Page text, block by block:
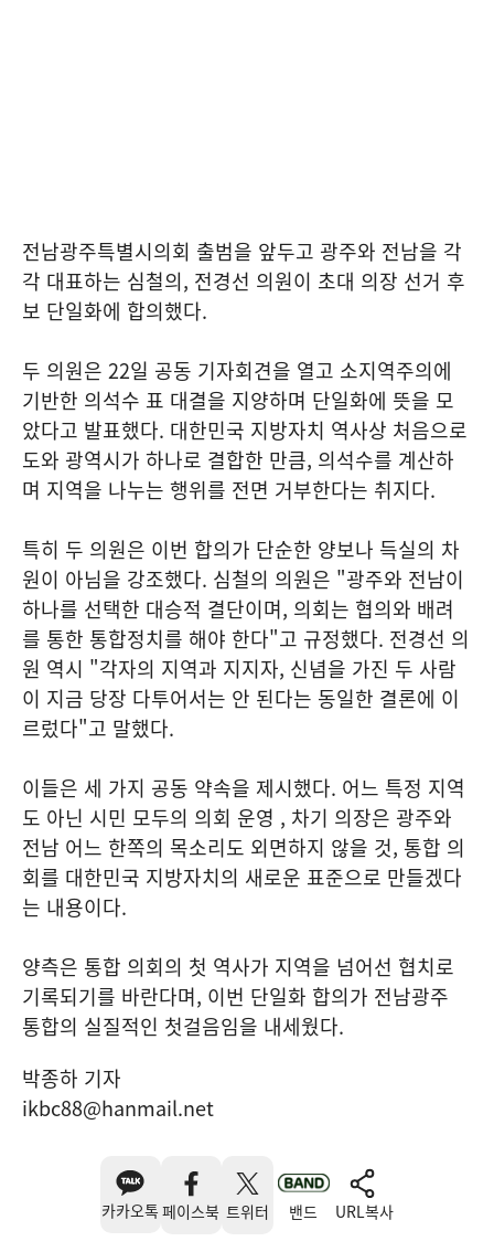
전남광주특별시의회 출범을 앞두고 광주와 전남을 각
각 대표하는 심철의, 전경선 의원이 초대 의장 선거 후
보 단일화에 합의했다.
두 의원은 22일 공동 기자회견을 열고 소지역주의에
기반한 의석수 표 대결을 지양하며 단일화에 뜻을 모
았다고 발표했다. 대한민국 지방자치 역사상 처음으로
도와 광역시가 하나로 결합한 만큼, 의석수를 계산하
며 지역을 나누는 행위를 전면 거부한다는 취지다.
특히 두 의원은 이번 합의가 단순한 양보나 득실의 차
원이 아님을 강조했다. 심철의 의원은 "광주와 전남이
하나를 선택한 대승적 결단이며, 의회는 협의와 배려
를 통한 통합정치를 해야 한다"고 규정했다. 전경선 의
원 역시 "각자의 지역과 지지자, 신념을 가진 두 사람
이 지금 당장 다투어서는 안 된다는 동일한 결론에 이
르렀다"고 말했다.
이들은 세 가지 공동 약속을 제시했다. 어느 특정 지역
도 아닌 시민 모두의 의회 운영 , 차기 의장은 광주와
전남 어느 한쪽의 목소리도 외면하지 않을 것, 통합 의
회를 대한민국 지방자치의 새로운 표준으로 만들겠다
는 내용이다.
양측은 통합 의회의 첫 역사가 지역을 넘어선 협치로
기록되기를 바란다며, 이번 단일화 합의가 전남광주
통합의 실질적인 첫걸음임을 내세웠다.
박종하 기자
ikbc88@hanmail.net
카카오톡 페이스북 트위터 밴드 URL복사